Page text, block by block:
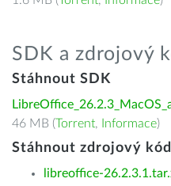
SDK a zdrojový
Stáhnout SDK
46 MB (Torrent, Informace)
Stáhnout zdrojový kód
libreoffice-